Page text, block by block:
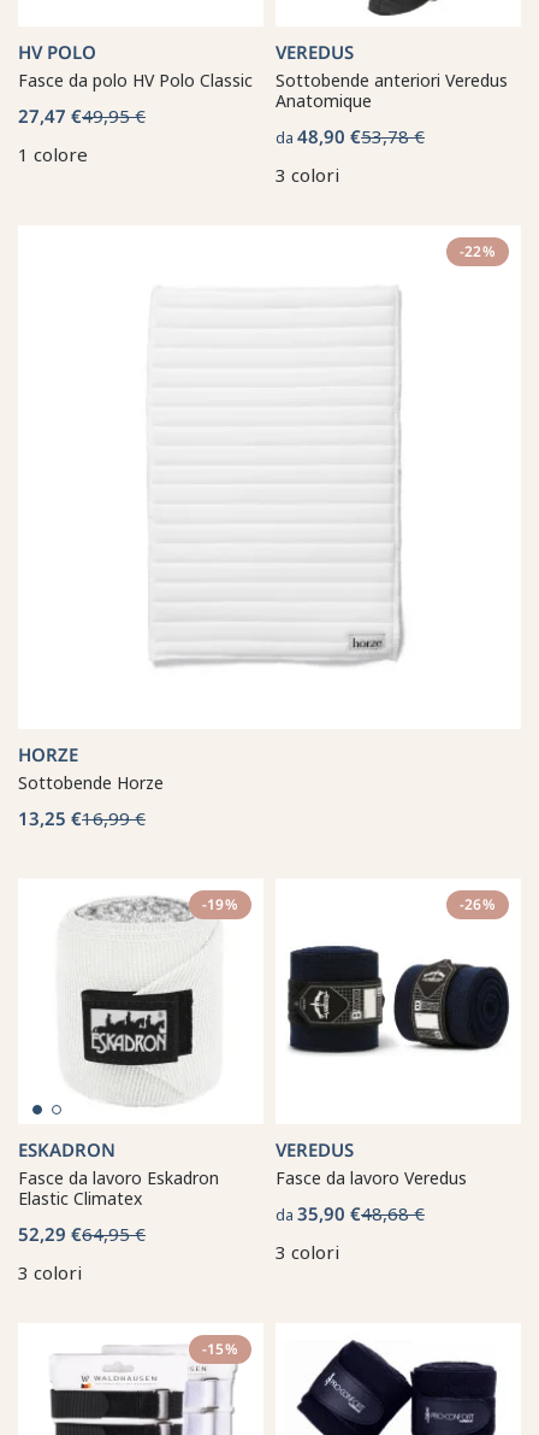
HV POLO
Fasce da polo HV Polo Classic
27,47 €49,95 €
1 colore
VEREDUS
Sottobende anteriori Veredus
Anatomique
da 48,90 €53,78 €
3 colori
-22%
HORZE
Sottobende Horze
13,25 €16,99 €
-19%
ESKADRON
Fasce da lavoro Eskadron
Elastic Climatex
52,29 €64,95 €
3 colori
-26%
VEREDUS
Fasce da lavoro Veredus
da 35,90 €48,68 €
3 colori
-15%